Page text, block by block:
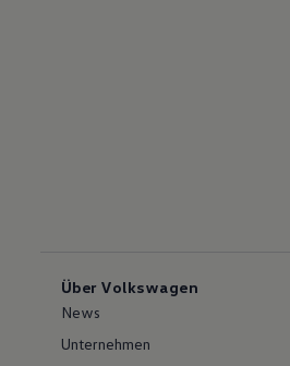
Über Volkswagen
News
Unternehmen